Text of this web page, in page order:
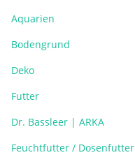
Aquarien
Bodengrund
Deko
Futter
Dr. Bassleer | ARKA
Feuchtfutter / Dosenfutter